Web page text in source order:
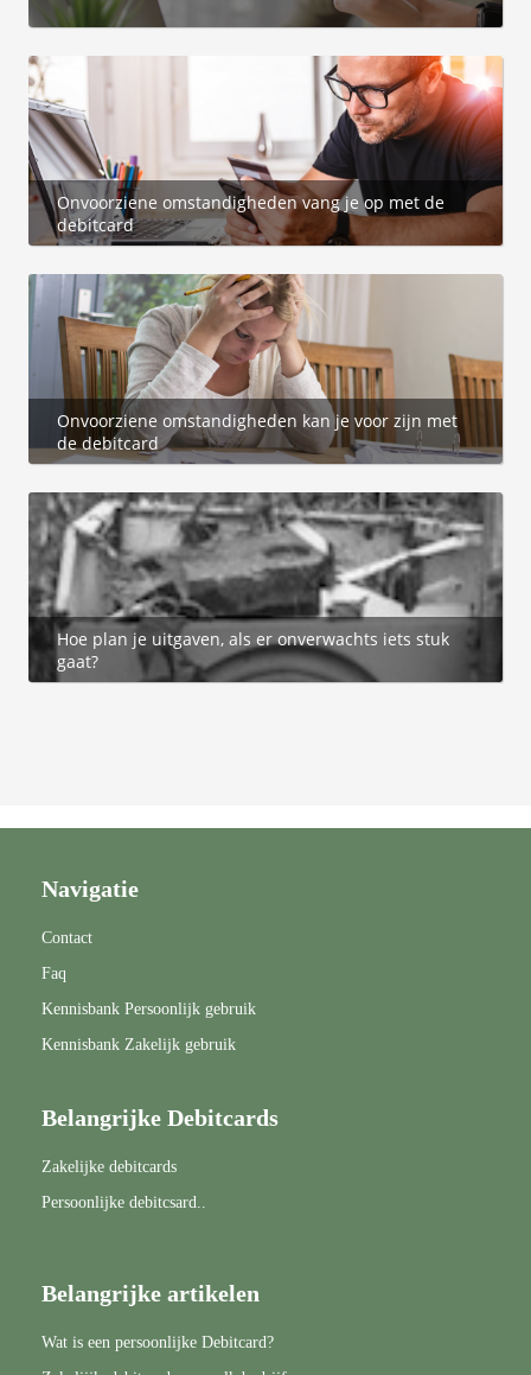
Onvoorziene omstandigheden vang je op met de
debitcard
Onvoorziene omstandigheden kan je voor zijn met
de debitcard
Hoe plan je uitgaven, als er onverwachts iets stuk
gaat?
Navigatie
Contact
Faq
Kennisbank Persoonlijk gebruik
Kennisbank Zakelijk gebruik
Belangrijke Debitcards
Zakelijke debitcards
Persoonlijke debitcsard..
Belangrijke artikelen
Wat is een persoonlijke Debitcard?